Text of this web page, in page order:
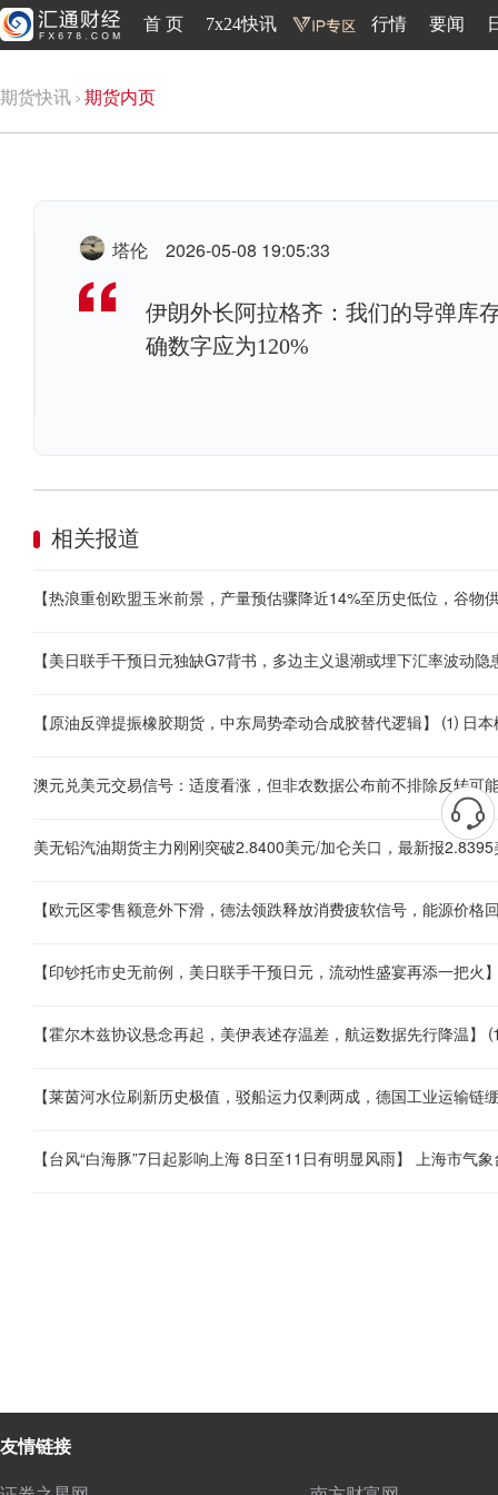
首 页 7x24快讯 行情 要闻
期货快讯 期货内页
塔伦 2026-05-08 19:05:33
伊朗外长阿拉格齐：我们的导弹库
确数字应为120%
相关报道
澳元兑美元交易信号：适度看涨，但非农数据公布前不排除反转可
美无铅汽油期货主力刚刚突破2.8400美元/加仑关口，最新报
友情链接